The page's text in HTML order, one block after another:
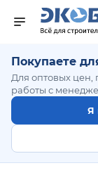
Покупаете
Для оптовых цен,
работы с
Я